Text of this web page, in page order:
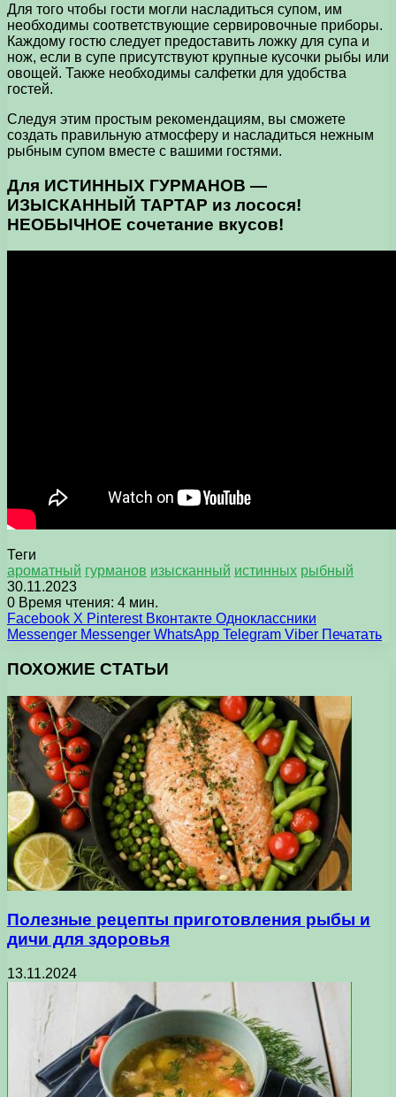
Для того чтобы гости могли насладиться супом, им
необходимы соответствующие сервировочные приборы.
Каждому гостю следует предоставить ложку для супа и
нож, если в супе присутствуют крупные кусочки рыбы или
овощей. Также необходимы салфетки для удобства
гостей.
Следуя этим простым рекомендациям, вы сможете
создать правильную атмосферу и насладиться нежным
рыбным супом вместе с вашими гостями.
Для ИСТИННЫХ ГУРМАНОВ —
ИЗЫСКАННЫЙ ТАРТАР из лосося!
НЕОБЫЧНОЕ сочетание вкусов!
Теги
ароматный гурманов изысканный истинных рыбный
30.11.2023
0 Время чтения: 4 мин.
Facebook X Pinterest Вконтакте Одноклассники
Messenger Messenger WhatsApp Telegram Viber Печатать
ПОХОЖИЕ СТАТЬИ
Полезные рецепты приготовления рыбы и
дичи для здоровья
13.11.2024